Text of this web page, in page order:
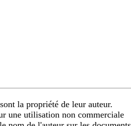
la propriété de leur auteur.
une utilisation non commerciale